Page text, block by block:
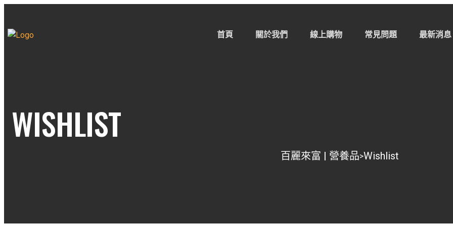
首頁 關於我們 線上購物 常見問題 最新消息
WISHLIST
百麗來富 | 營養品>Wishlist